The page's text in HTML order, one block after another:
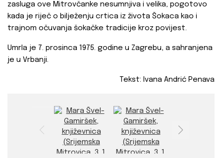
zasluga ove Mitrovčanke nesumnjiva i velika, pogotovo
kada je riječ o bilježenju crtica iz života Šokaca kao i
trajnom očuvanja šokačke tradicije kroz povijest.
Umrla je 7. prosinca 1975. godine u Zagrebu, a sahranjena
je u Vrbanji.
Tekst: Ivana Andrić Penava